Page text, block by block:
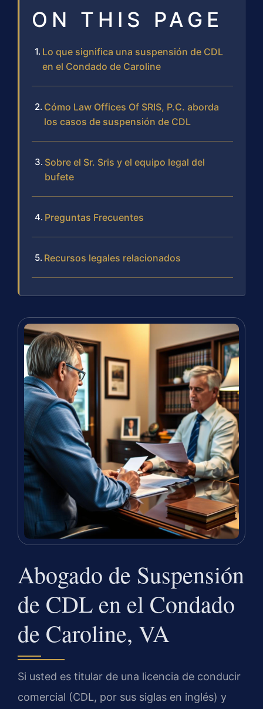
ON THIS PAGE
Lo que significa una suspensión de CDL
en el Condado de Caroline
Cómo Law Offices Of SRIS, P.C. aborda
los casos de suspensión de CDL
Sobre el Sr. Sris y el equipo legal del
bufete
Preguntas Frecuentes
Recursos legales relacionados
Abogado de Suspensión
de CDL en el Condado
de Caroline, VA
Si usted es titular de una licencia de conducir
comercial (CDL, por sus siglas en inglés) y